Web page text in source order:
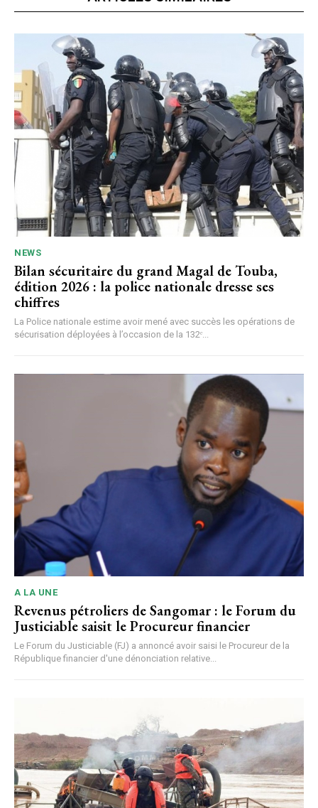
NEWS
Bilan sécuritaire du grand Magal de Touba,
édition 2026 : la police nationale dresse ses
chiffres
La Police nationale estime avoir mené avec succès les opérations de
sécurisation déployées à l’occasion de la 132ᵉ...
A LA UNE
Revenus pétroliers de Sangomar : le Forum du
Justiciable saisit le Procureur financier
Le Forum du Justiciable (FJ) a annoncé avoir saisi le Procureur de la
République financier d'une dénonciation relative...